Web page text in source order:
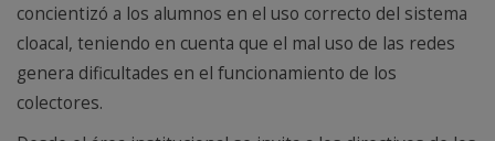
concientizó a los alumnos en el uso correcto del sistema
cloacal, teniendo en cuenta que el mal uso de las redes
genera dificultades en el funcionamiento de los
colectores.